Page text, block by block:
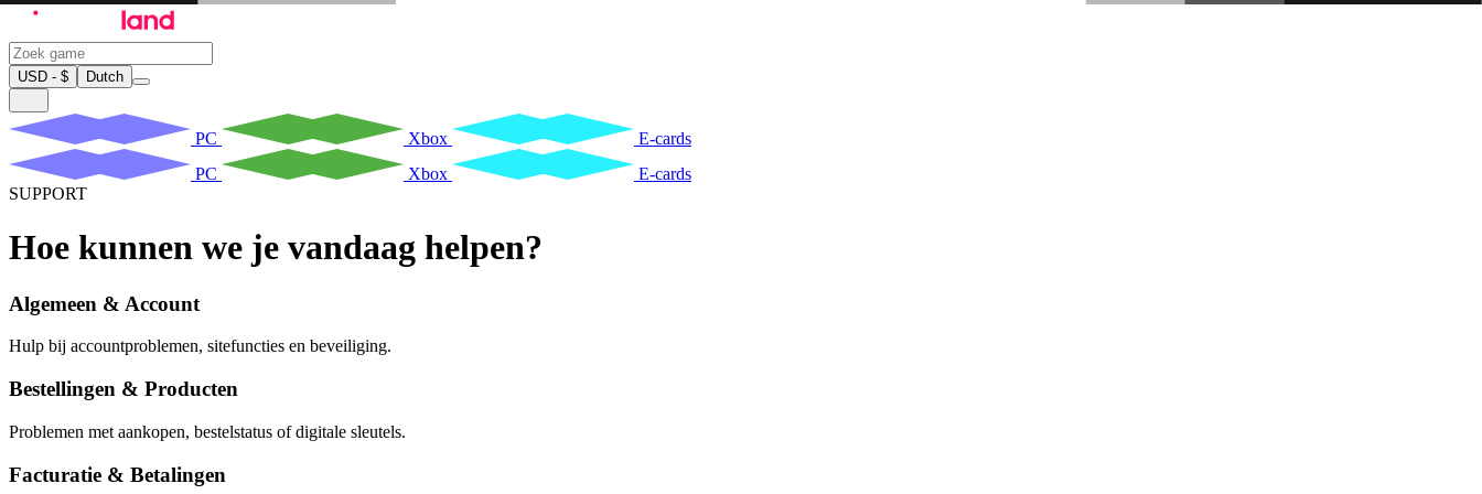
USD - $ Dutch
PC Xbox
E-cards
PC
Xbox
E-cards
SUPPORT
Hoe kunnen we je vandaag helpen?
Algemeen & Account
Hulp bij accountproblemen, sitefuncties en beveiliging.
Bestellingen & Producten
Problemen met aankopen, bestelstatus of digitale sleutels.
Facturatie & Betalingen